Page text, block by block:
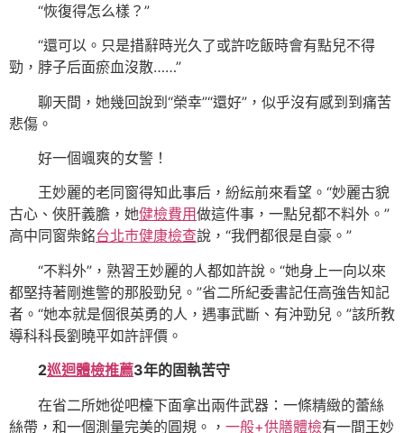
“恢復得怎么樣？”
“還可以。只是措辭時光久了或許吃飯時會有點兒不得
勁，脖子后面瘀血沒散……”
聊天間，她幾回說到“榮幸”“還好”，似乎沒有感到到痛苦
悲傷。
好一個颯爽的女警！
王妙麗的老同窗得知此事后，紛紜前來看望。“妙麗古貌
古心、俠肝義膽，她健檢費用做這件事，一點兒都不料外。”
高中同窗柴銘台北巿健康檢查說，“我們都很是自豪。”
“不料外”，熟習王妙麗的人都如許說。“她身上一向以來
都堅持著剛進警的那股勁兒。”省二所紀委書記任高強告知記
者。“她本就是個很英勇的人，遇事武斷、有沖勁兒。”該所教
導科科長劉曉平如許評價。
2巡迴體檢推薦3年的固執苦守
在省二所她從吧檯下面拿出兩件武器：一條精緻的蕾絲
絲帶，和一個測量完美的圓規。， 一般+供膳體檢有一間王妙